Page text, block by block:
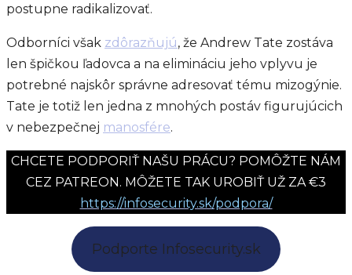
postupne radikalizovať.
Odborníci však zdôrazňujú, že Andrew Tate zostáva
len špičkou ľadovca a na elimináciu jeho vplyvu je
potrebné najskôr správne adresovať tému mizogýnie.
Tate je totiž len jedna z mnohých postáv figurujúcich
v nebezpečnej manosfére.
CHCETE PODPORIŤ NAŠU PRÁCU? POMÔŽTE NÁM
CEZ PATREON. MÔŽETE TAK UROBIŤ UŽ ZA €3
https://infosecurity.sk/podpora/
Podporte Infosecurity.sk